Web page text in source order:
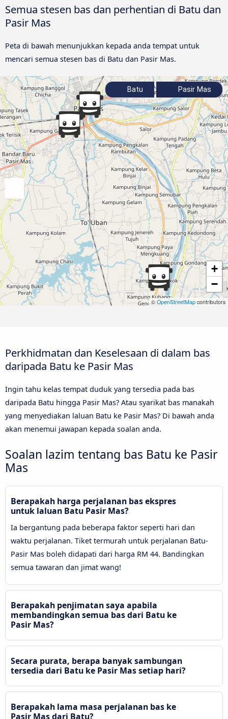
Semua stesen bas dan perhentian di Batu dan
Pasir Mas
Peta di bawah menunjukkan kepada anda tempat untuk
mencari semua stesen bas di Batu dan Pasir Mas.
+
−
©OpenStreetMap contributors
Batu Pasir Mas
Perkhidmatan dan Keselesaan di dalam bas
daripada Batu ke Pasir Mas
Ingin tahu kelas tempat duduk yang tersedia pada bas
daripada Batu hingga Pasir Mas? Atau syarikat bas manakah
yang menyediakan laluan Batu ke Pasir Mas? Di bawah anda
akan menemui jawapan kepada soalan anda.
Soalan lazim tentang bas Batu ke Pasir
Mas
Berapakah harga perjalanan bas ekspres
untuk laluan Batu Pasir Mas?
Ia bergantung pada beberapa faktor seperti hari dan
waktu perjalanan. Tiket termurah untuk perjalanan Batu-
Pasir Mas boleh didapati dari harga RM 44. Bandingkan
semua tawaran dan jimat wang!
Berapakah penjimatan saya apabila
membandingkan semua bas dari Batu ke
Pasir Mas?
Secara purata, berapa banyak sambungan
tersedia dari Batu ke Pasir Mas setiap hari?
Berapakah lama masa perjalanan bas ke
Pasir Mas dari Batu?